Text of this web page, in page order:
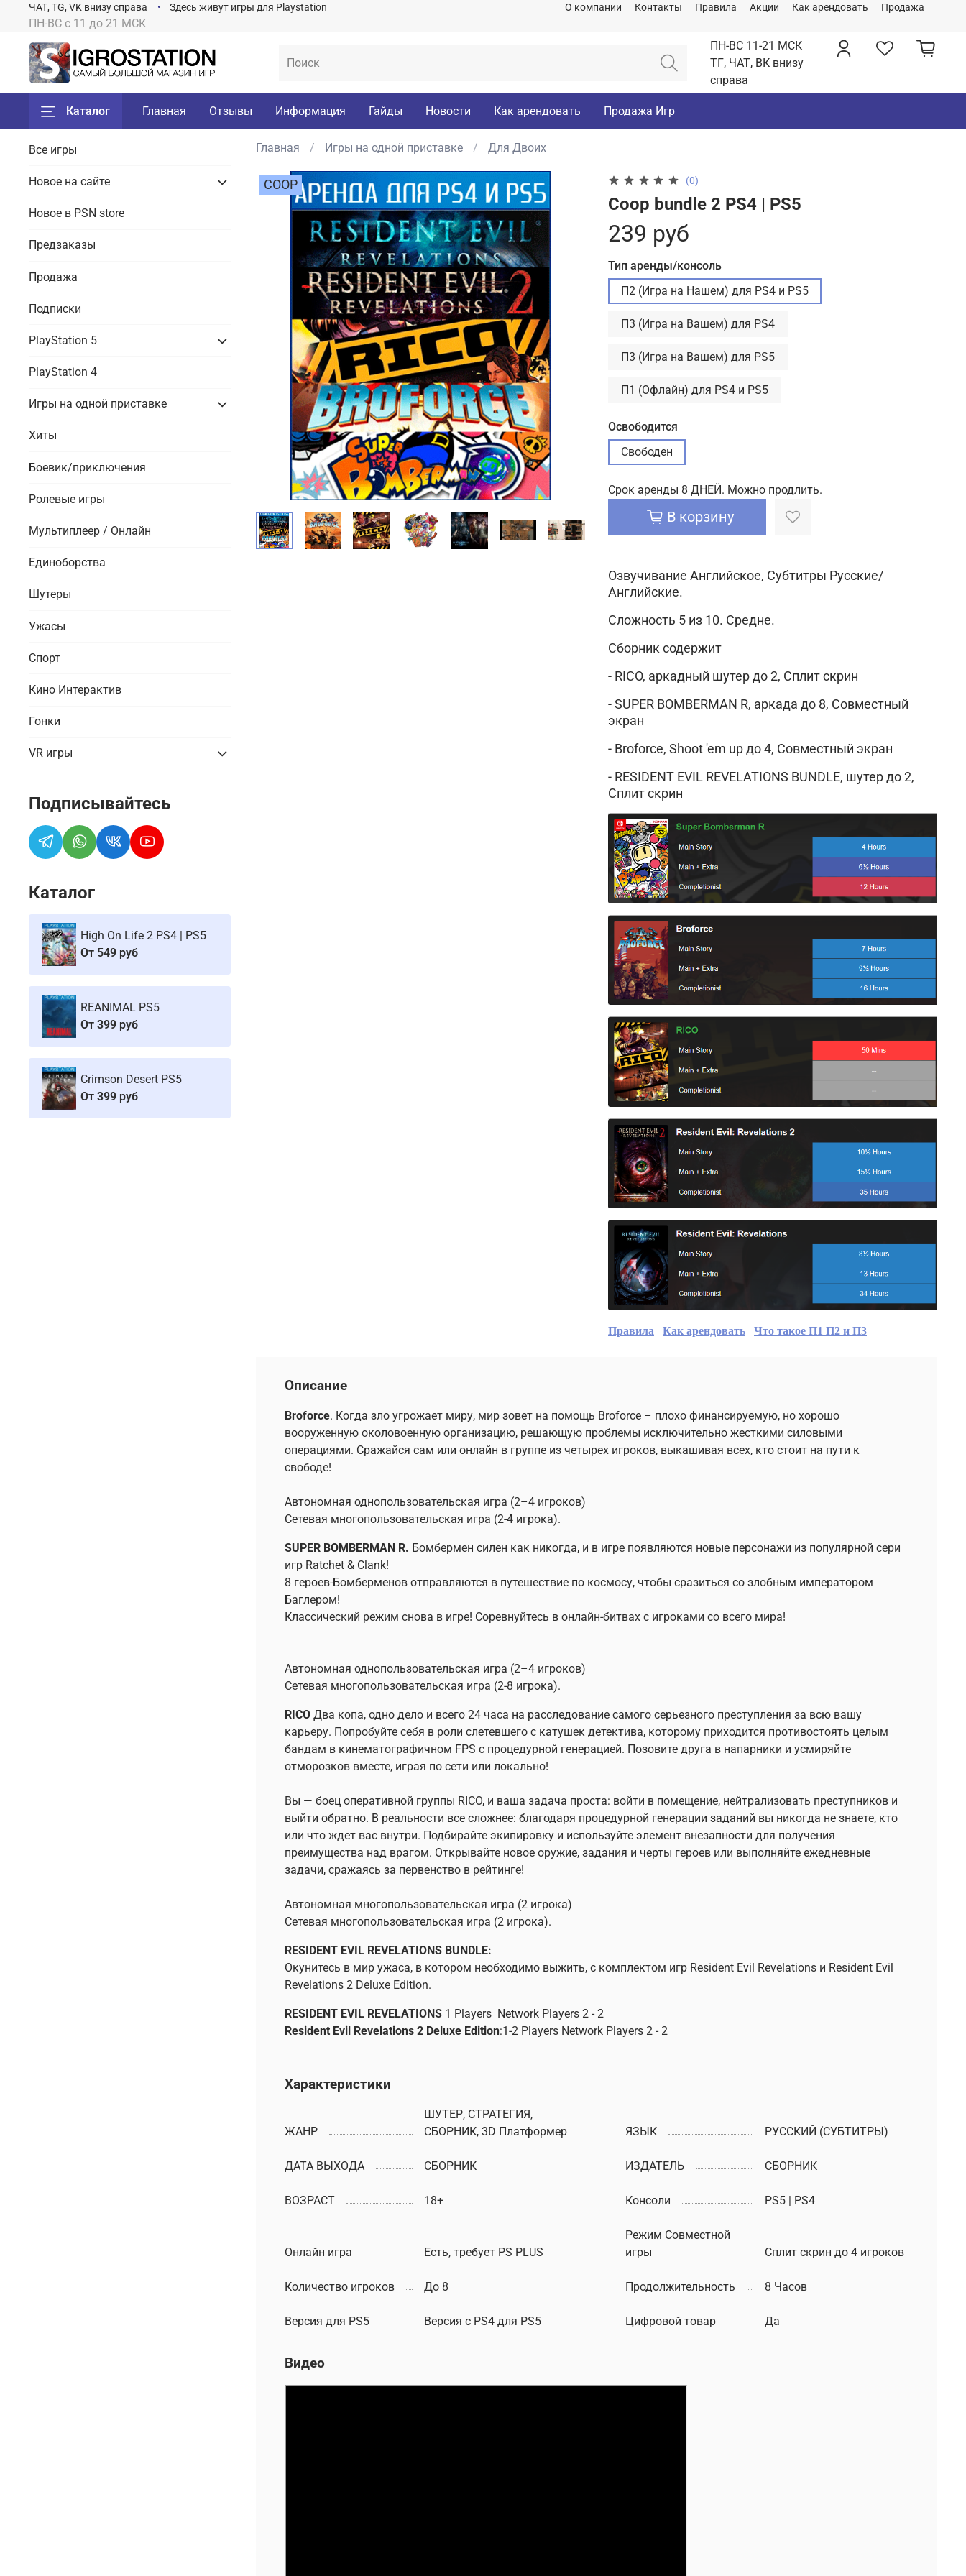
О компании Контакты Правила Акции Как арендовать Продажа
ПН-ВС с 11 до 21 МСК
ЧАТ, TG, VK внизу справа Здесь живут игры для Playstation
ПН-ВС 11-21 МСК
ТГ, ЧАТ, ВК внизу
справа
Каталог Главная Отзывы Информация Гайды Новости Как арендовать Продажа Игр
Главная Игры на одной приставке Для Двоих
COOP (0)
Coop bundle 2 PS4 | PS5
239 руб
Тип аренды/консоль
П2 (Игра на Нашем) для PS4 и PS5
П3 (Игра на Вашем) для PS4
П3 (Игра на Вашем) для PS5
П1 (Офлайн) для PS4 и PS5
Освободится
Свободен
Срок аренды 8 ДНЕЙ. Можно продлить.
В корзину
Озвучивание Английское, Субтитры Русские/
Английские.
Сложность 5 из 10. Средне.
Сборник содержит
- RICO, аркадный шутер до 2, Сплит скрин
- SUPER BOMBERMAN R, аркада до 8, Совместный
экран
- Broforce, Shoot 'em up до 4, Совместный экран
- RESIDENT EVIL REVELATIONS BUNDLE, шутер до 2,
Сплит скрин
Правила Как арендовать Что такое П1 П2 и П3
Описание
Broforce. Когда зло угрожает миру, мир зовет на помощь Broforce – плохо финансируемую, но хорошо
вооруженную околовоенную организацию, решающую проблемы исключительно жесткими силовыми
операциями. Сражайся сам или онлайн в группе из четырех игроков, выкашивая всех, кто стоит на пути к
свободе!
Автономная однопользовательская игра (2–4 игроков)
Сетевая многопользовательская игра (2-4 игрока).
SUPER BOMBERMAN R. Бомбермен силен как никогда, и в игре появляются новые персонажи из популярной сери
игр Ratchet & Clank!
8 героев-Бомберменов отправляются в путешествие по космосу, чтобы сразиться со злобным императором
Баглером!
Классический режим снова в игре! Соревнуйтесь в онлайн-битвах с игроками со всего мира!
Автономная однопользовательская игра (2–4 игроков)
Сетевая многопользовательская игра (2-8 игрока).
RICOДва копа, одно дело и всего 24 часа на расследование самого серьезного преступления за всю вашу
карьеру. Попробуйте себя в роли слетевшего с катушек детектива, которому приходится противостоять целым
бандам в кинематографичном FPS с процедурной генерацией. Позовите друга в напарники и усмиряйте
отморозков вместе, играя по сети или локально!
Вы — боец оперативной группы RICO, и ваша задача проста: войти в помещение, нейтрализовать преступников и
выйти обратно. В реальности все сложнее: благодаря процедурной генерации заданий вы никогда не знаете, кто
или что ждет вас внутри. Подбирайте экипировку и используйте элемент внезапности для получения
преимущества над врагом. Открывайте новое оружие, задания и черты героев или выполняйте ежедневные
задачи, сражаясь за первенство в рейтинге!
Автономная многопользовательская игра (2 игрока)
Сетевая многопользовательская игра (2 игрока).
RESIDENT EVIL REVELATIONS BUNDLE:
Окунитесь в мир ужаса, в котором необходимо выжить, с комплектом игр Resident Evil Revelations и Resident Evil
Revelations 2 Deluxe Edition.
RESIDENT EVIL REVELATIONS 1 Players Network Players 2 - 2
Resident Evil Revelations 2 Deluxe Edition:1-2 Players Network Players 2 - 2
Характеристики
ЖАНР
ШУТЕР, СТРАТЕГИЯ,
СБОРНИК, 3D Платформер
ЯЗЫК РУССКИЙ (СУБТИТРЫ)
ДАТА ВЫХОДА СБОРНИК ИЗДАТЕЛЬ СБОРНИК
ВОЗРАСТ 18+ Консоли PS5 | PS4
Онлайн игра Есть, требует PS PLUS
Режим Совместной
игры
Сплит скрин до 4 игроков
Количество игроков До 8 Продолжительность 8 Часов
Версия для PS5 Версия с PS4 для PS5 Цифровой товар Да
Видео
Все игры
Новое на сайте
Новое в PSN store
Предзаказы
Продажа
Подписки
PlayStation 5
PlayStation 4
Игры на одной приставке
Хиты
Боевик/приключения
Ролевые игры
Мультиплеер / Онлайн
Единоборства
Шутеры
Ужасы
Спорт
Кино Интерактив
Гонки
VR игры
Подписывайтесь
Каталог
High On Life 2 PS4 | PS5
От 549 руб
REANIMAL PS5
От 399 руб
Crimson Desert PS5
От 399 руб